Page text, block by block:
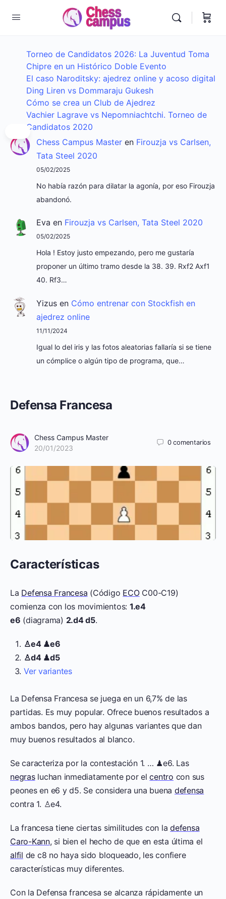
Defensa Francesa
Chess Campus Master
20/01/2023
0comentarios
Características
La Defensa Francesa (Código ECOC00-C19)
comienza con los movimientos: 1.e4
e6 (diagrama) 2.d4 d5.
♙e4 ♟e6
♙d4 ♟d5
Ver variantes
La Defensa Francesa se juega en un 6,7% de las
partidas. Es muy popular. Ofrece buenos resultados a
ambos bandos, pero hay algunas variantes que dan
muy buenos resultados al blanco.
Se caracteriza por la contestación 1. … ♟e6. Las
negrasluchan inmediatamente por elcentro con sus
peones en e6 y d5. Se considera una buena defensa
contra 1. ♙e4.
La francesa tiene ciertas similitudes con ladefensa
Caro-Kann, si bien el hecho de que en esta última el
alfil de c8 no haya sido bloqueado, les confiere
características muy diferentes.
Con la Defensa francesa se alcanza rápidamente un
Torneo de Candidatos 2026: La Juventud Toma
Chipre en un Histórico Doble Evento
El caso Naroditsky: ajedrez online y acoso digital
Ding Liren vs Dommaraju Gukesh
Cómo se crea un Club de Ajedrez
Vachier Lagrave vs Nepomniachtchi. Torneo de
Candidatos 2020
Chess Campus Master en Firouzja vs Carlsen,
Tata Steel 2020
05/02/2025
No había razón para dilatar la agonía, por eso Firouzja
abandonó.
Eva en Firouzja vs Carlsen, Tata Steel 2020
05/02/2025
Hola ! Estoy justo empezando, pero me gustaría
proponer un último tramo desde la 38. 39. Rxf2 Axf1
40. Rf3…
Yizus en Cómo entrenar con Stockfish en
ajedrez online
11/11/2024
Igual lo del iris y las fotos aleatorias fallaría si se tiene
un cómplice o algún tipo de programa, que…